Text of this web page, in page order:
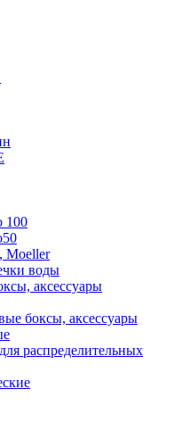
100
воды
аксессуары
боксы, аксессуары
распределительных